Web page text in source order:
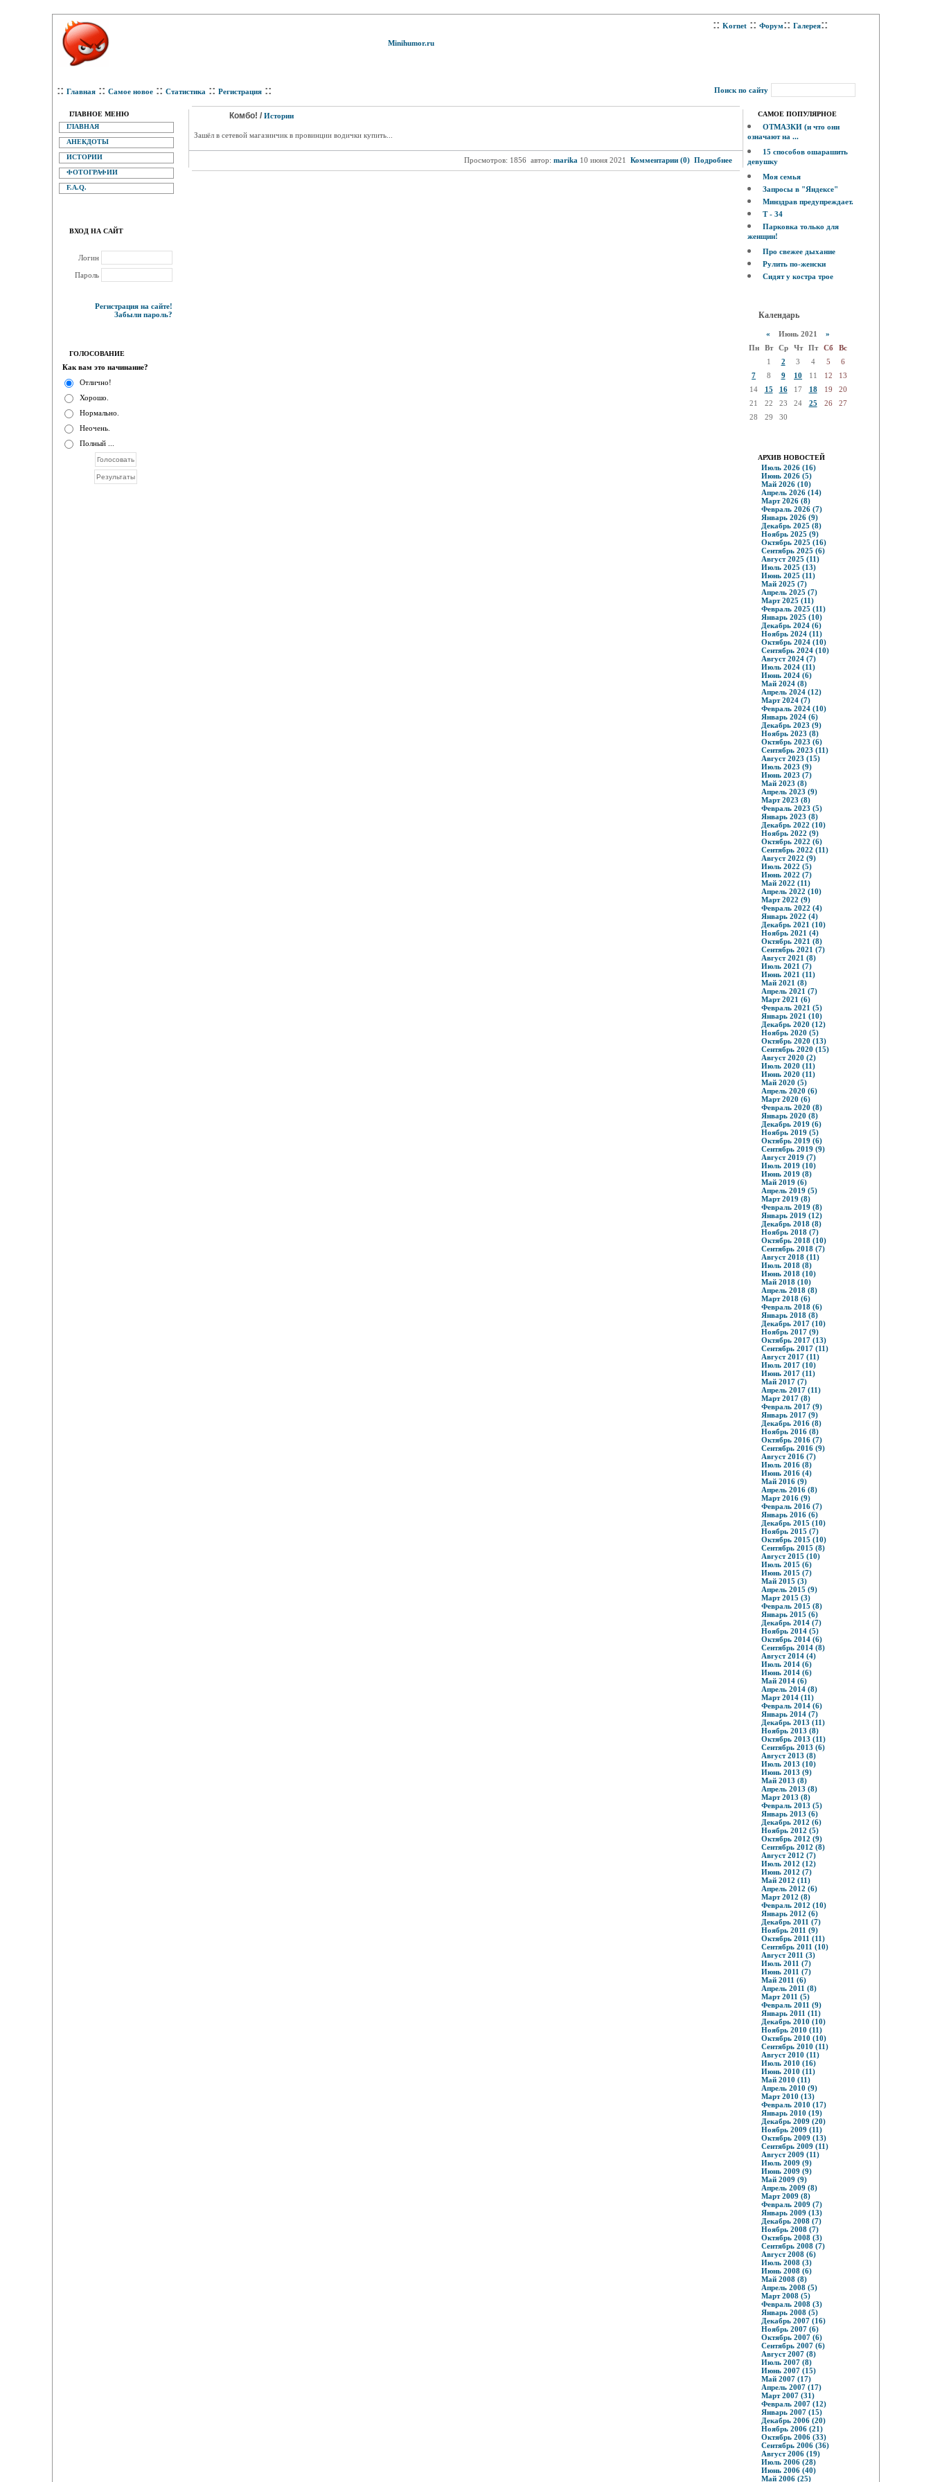
Minihumor.ru
:: Kornet :: Форум:: Галерея::
:: Главная :: Самое новое :: Статистика :: Регистрация :: Поиск по сайту
ГЛАВНОЕ МЕНЮ
ГЛАВНАЯ
АНЕКДОТЫ
ИСТОРИИ
ФОТОГРАФИИ
F.A.Q.
ВХОД НА САЙТ
Логин
Пароль
Регистрация на сайте!
Забыли пароль?
ГОЛОСОВАНИЕ
Как вам это начинание?
Отлично!
Хорошо.
Нормально.
Неочень.
Полный ...
Комбо! / Истории
Зашёл в сетевой магазинчик в провинции водички купить...
Просмотров: 1856 автор: marika 10 июня 2021 Комментарии (0) Подробнее
САМОЕ ПОПУЛЯРНОЕ
ОТМАЗКИ (и что они
означают на ...
15 способов ошарашить
девушку
Моя семья
Запросы в "Яндексе"
Минздрав предупреждает.
Т - 34
Парковка только для
женщин!
Про свежее дыхание
Рулить по-женски
Сидят у костра трое
Календарь
« Июнь 2021 »
Пн
Вт Ср Чт Пт Сб
Вс
1
2 3 4 5
6
7
8 9 10 11 12
13
14
15 16 17 18 19
20
21
22 23 24 25 26
27
28
29 30
АРХИВ НОВОСТЕЙ
Июль 2026 (16)
Июнь 2026 (5)
Май 2026 (10)
Апрель 2026 (14)
Март 2026 (8)
Февраль 2026 (7)
Январь 2026 (9)
Декабрь 2025 (8)
Ноябрь 2025 (9)
Октябрь 2025 (16)
Сентябрь 2025 (6)
Август 2025 (11)
Июль 2025 (13)
Июнь 2025 (11)
Май 2025 (7)
Апрель 2025 (7)
Март 2025 (11)
Февраль 2025 (11)
Январь 2025 (10)
Декабрь 2024 (6)
Ноябрь 2024 (11)
Октябрь 2024 (10)
Сентябрь 2024 (10)
Август 2024 (7)
Июль 2024 (11)
Июнь 2024 (6)
Май 2024 (8)
Апрель 2024 (12)
Март 2024 (7)
Февраль 2024 (10)
Январь 2024 (6)
Декабрь 2023 (9)
Ноябрь 2023 (8)
Октябрь 2023 (6)
Сентябрь 2023 (11)
Август 2023 (15)
Июль 2023 (9)
Июнь 2023 (7)
Май 2023 (8)
Апрель 2023 (9)
Март 2023 (8)
Февраль 2023 (5)
Январь 2023 (8)
Декабрь 2022 (10)
Ноябрь 2022 (9)
Октябрь 2022 (6)
Сентябрь 2022 (11)
Август 2022 (9)
Июль 2022 (5)
Июнь 2022 (7)
Май 2022 (11)
Апрель 2022 (10)
Март 2022 (9)
Февраль 2022 (4)
Январь 2022 (4)
Декабрь 2021 (10)
Ноябрь 2021 (4)
Октябрь 2021 (8)
Сентябрь 2021 (7)
Август 2021 (8)
Июль 2021 (7)
Июнь 2021 (11)
Май 2021 (8)
Апрель 2021 (7)
Март 2021 (6)
Февраль 2021 (5)
Январь 2021 (10)
Декабрь 2020 (12)
Ноябрь 2020 (5)
Октябрь 2020 (13)
Сентябрь 2020 (15)
Август 2020 (2)
Июль 2020 (11)
Июнь 2020 (11)
Май 2020 (5)
Апрель 2020 (6)
Март 2020 (6)
Февраль 2020 (8)
Январь 2020 (8)
Декабрь 2019 (6)
Ноябрь 2019 (5)
Октябрь 2019 (6)
Сентябрь 2019 (9)
Август 2019 (7)
Июль 2019 (10)
Июнь 2019 (8)
Май 2019 (6)
Апрель 2019 (5)
Март 2019 (8)
Февраль 2019 (8)
Январь 2019 (12)
Декабрь 2018 (8)
Ноябрь 2018 (7)
Октябрь 2018 (10)
Сентябрь 2018 (7)
Август 2018 (11)
Июль 2018 (8)
Июнь 2018 (10)
Май 2018 (10)
Апрель 2018 (8)
Март 2018 (6)
Февраль 2018 (6)
Январь 2018 (8)
Декабрь 2017 (10)
Ноябрь 2017 (9)
Октябрь 2017 (13)
Сентябрь 2017 (11)
Август 2017 (11)
Июль 2017 (10)
Июнь 2017 (11)
Май 2017 (7)
Апрель 2017 (11)
Март 2017 (8)
Февраль 2017 (9)
Январь 2017 (9)
Декабрь 2016 (8)
Ноябрь 2016 (8)
Октябрь 2016 (7)
Сентябрь 2016 (9)
Август 2016 (7)
Июль 2016 (8)
Июнь 2016 (4)
Май 2016 (9)
Апрель 2016 (8)
Март 2016 (9)
Февраль 2016 (7)
Январь 2016 (6)
Декабрь 2015 (10)
Ноябрь 2015 (7)
Октябрь 2015 (10)
Сентябрь 2015 (8)
Август 2015 (10)
Июль 2015 (6)
Июнь 2015 (7)
Май 2015 (3)
Апрель 2015 (9)
Март 2015 (3)
Февраль 2015 (8)
Январь 2015 (6)
Декабрь 2014 (7)
Ноябрь 2014 (5)
Октябрь 2014 (6)
Сентябрь 2014 (8)
Август 2014 (4)
Июль 2014 (6)
Июнь 2014 (6)
Май 2014 (6)
Апрель 2014 (8)
Март 2014 (11)
Февраль 2014 (6)
Январь 2014 (7)
Декабрь 2013 (11)
Ноябрь 2013 (8)
Октябрь 2013 (11)
Сентябрь 2013 (6)
Август 2013 (8)
Июль 2013 (10)
Июнь 2013 (9)
Май 2013 (8)
Апрель 2013 (8)
Март 2013 (8)
Февраль 2013 (5)
Январь 2013 (6)
Декабрь 2012 (6)
Ноябрь 2012 (5)
Октябрь 2012 (9)
Сентябрь 2012 (8)
Август 2012 (7)
Июль 2012 (12)
Июнь 2012 (7)
Май 2012 (11)
Апрель 2012 (6)
Март 2012 (8)
Февраль 2012 (10)
Январь 2012 (6)
Декабрь 2011 (7)
Ноябрь 2011 (9)
Октябрь 2011 (11)
Сентябрь 2011 (10)
Август 2011 (3)
Июль 2011 (7)
Июнь 2011 (7)
Май 2011 (6)
Апрель 2011 (8)
Март 2011 (5)
Февраль 2011 (9)
Январь 2011 (11)
Декабрь 2010 (10)
Ноябрь 2010 (11)
Октябрь 2010 (10)
Сентябрь 2010 (11)
Август 2010 (11)
Июль 2010 (16)
Июнь 2010 (11)
Май 2010 (11)
Апрель 2010 (9)
Март 2010 (13)
Февраль 2010 (17)
Январь 2010 (19)
Декабрь 2009 (20)
Ноябрь 2009 (11)
Октябрь 2009 (13)
Сентябрь 2009 (11)
Август 2009 (11)
Июль 2009 (9)
Июнь 2009 (9)
Май 2009 (9)
Апрель 2009 (8)
Март 2009 (8)
Февраль 2009 (7)
Январь 2009 (13)
Декабрь 2008 (7)
Ноябрь 2008 (7)
Октябрь 2008 (3)
Сентябрь 2008 (7)
Август 2008 (6)
Июль 2008 (3)
Июнь 2008 (6)
Май 2008 (8)
Апрель 2008 (5)
Март 2008 (5)
Февраль 2008 (3)
Январь 2008 (5)
Декабрь 2007 (16)
Ноябрь 2007 (6)
Октябрь 2007 (6)
Сентябрь 2007 (6)
Август 2007 (8)
Июль 2007 (8)
Июнь 2007 (15)
Май 2007 (17)
Апрель 2007 (17)
Март 2007 (31)
Февраль 2007 (12)
Январь 2007 (15)
Декабрь 2006 (20)
Ноябрь 2006 (21)
Октябрь 2006 (33)
Сентябрь 2006 (36)
Август 2006 (19)
Июль 2006 (28)
Июнь 2006 (40)
Май 2006 (25)